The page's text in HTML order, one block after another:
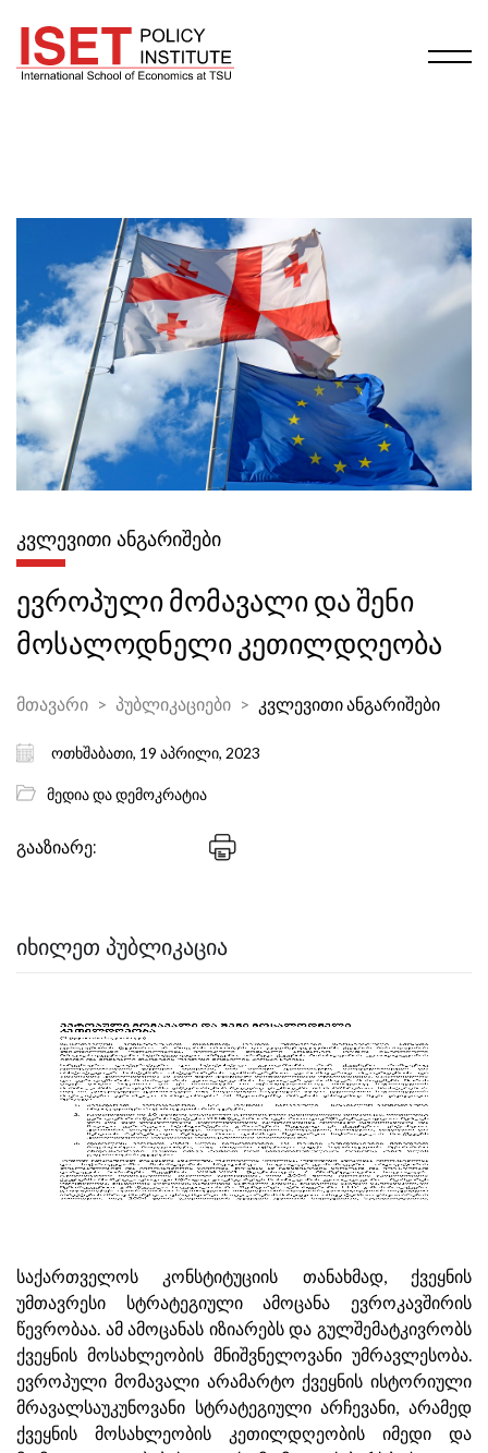
ᲙᲕᲚᲔᲕᲘᲗᲘ ᲐᲜᲒᲐᲠᲘᲨᲔᲑᲘ
ევროპული მომავალი და შენი
მოსალოდნელი კეთილდღეობა
მთავარი პუბლიკაციები კვლევითი ანგარიშები
ოთხშაბათი, 19 აპრილი, 2023
მედია და დემოკრატია
გააზიარე:
ᲘᲮᲘᲚᲔᲗ ᲞᲣᲑᲚᲘᲙᲐᲪᲘᲐ
საქართველოს კონსტიტუციის თანახმად, ქვეყნის
უმთავრესი სტრატეგიული ამოცანა ევროკავშირის
წევრობაა. ამ ამოცანას იზიარებს და გულშემატკივრობს
ქვეყნის მოსახლეობის მნიშვნელოვანი უმრავლესობა.
ევროპული მომავალი არამარტო ქვეყნის ისტორიული
მრავალსაუკუნოვანი სტრატეგიული არჩევანი, არამედ
ქვეყნის მოსახლეობის კეთილდღეობის იმედი და